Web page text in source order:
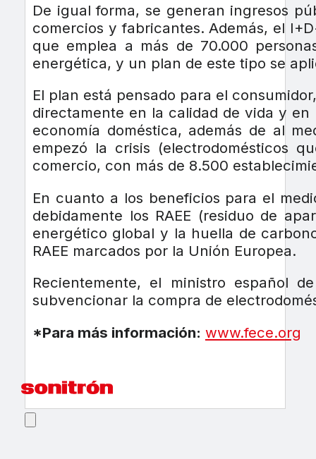
De igual forma, se generan ingresos
comercios y fabricantes. Además, el
que emplea a más de 70.000
energética, y un plan de este tipo se
El plan está pensado para el
directamente en la calidad de vida y
economía doméstica, además de al
empezó la crisis (electrodomésticos
comercio, con más de 8.500
En cuanto a los beneficios para el
debidamente los RAEE (residuo de
energético global y la huella de
RAEE marcados por la Unión Europea.
Recientemente, el ministro español
subvencionar la compra de
*Para más información: www.fece.org